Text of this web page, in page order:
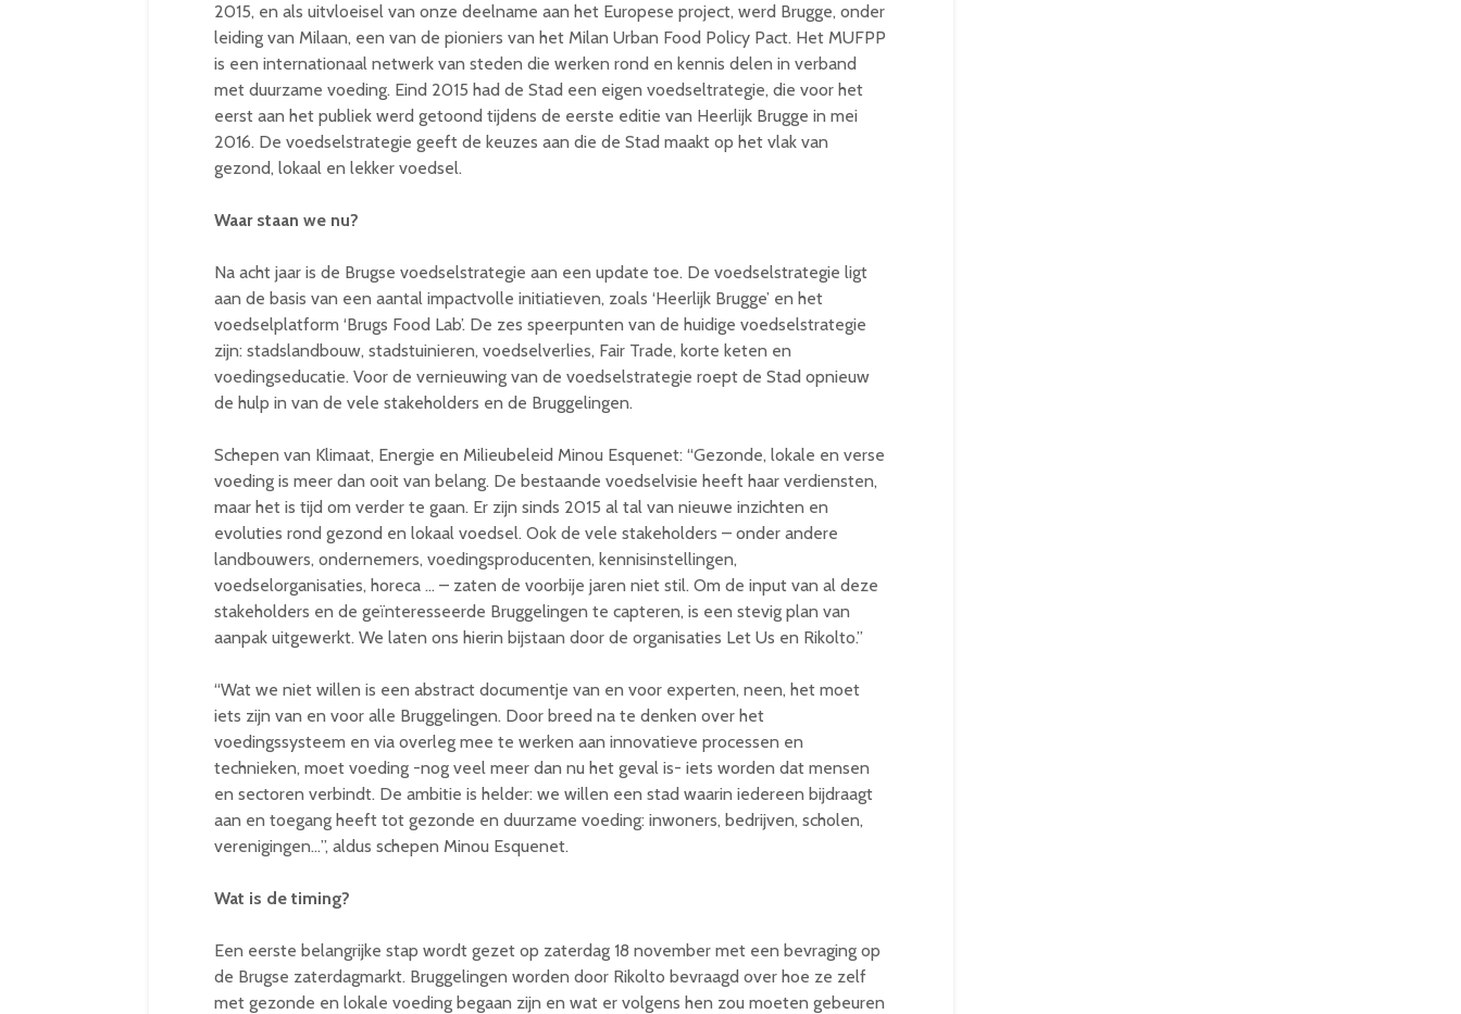
2015, en als uitvloeisel van onze deelname aan het Europese project, werd Brugge, onder
leiding van Milaan, een van de pioniers van het Milan Urban Food Policy Pact. Het MUFPP
is een internationaal netwerk van steden die werken rond en kennis delen in verband
met duurzame voeding. Eind 2015 had de Stad een eigen voedseltrategie, die voor het
eerst aan het publiek werd getoond tijdens de eerste editie van Heerlijk Brugge in mei
2016. De voedselstrategie geeft de keuzes aan die de Stad maakt op het vlak van
gezond, lokaal en lekker voedsel.
Waar staan we nu?
Na acht jaar is de Brugse voedselstrategie aan een update toe. De voedselstrategie ligt
aan de basis van een aantal impactvolle initiatieven, zoals ‘Heerlijk Brugge’ en het
voedselplatform ‘Brugs Food Lab’. De zes speerpunten van de huidige voedselstrategie
zijn: stadslandbouw, stadstuinieren, voedselverlies, Fair Trade, korte keten en
voedingseducatie. Voor de vernieuwing van de voedselstrategie roept de Stad opnieuw
de hulp in van de vele stakeholders en de Bruggelingen.
Schepen van Klimaat, Energie en Milieubeleid Minou Esquenet: “Gezonde, lokale en verse
voeding is meer dan ooit van belang. De bestaande voedselvisie heeft haar verdiensten,
maar het is tijd om verder te gaan. Er zijn sinds 2015 al tal van nieuwe inzichten en
evoluties rond gezond en lokaal voedsel. Ook de vele stakeholders – onder andere
landbouwers, ondernemers, voedingsproducenten, kennisinstellingen,
voedselorganisaties, horeca … – zaten de voorbije jaren niet stil. Om de input van al deze
stakeholders en de geïnteresseerde Bruggelingen te capteren, is een stevig plan van
aanpak uitgewerkt. We laten ons hierin bijstaan door de organisaties Let Us en Rikolto.”
“Wat we niet willen is een abstract documentje van en voor experten, neen, het moet
iets zijn van en voor alle Bruggelingen. Door breed na te denken over het
voedingssysteem en via overleg mee te werken aan innovatieve processen en
technieken, moet voeding -nog veel meer dan nu het geval is- iets worden dat mensen
en sectoren verbindt. De ambitie is helder: we willen een stad waarin iedereen bijdraagt
aan en toegang heeft tot gezonde en duurzame voeding: inwoners, bedrijven, scholen,
verenigingen…”, aldus schepen Minou Esquenet.
Wat is de timing?
Een eerste belangrijke stap wordt gezet op zaterdag 18 november met een bevraging op
de Brugse zaterdagmarkt. Bruggelingen worden door Rikolto bevraagd over hoe ze zelf
met gezonde en lokale voeding begaan zijn en wat er volgens hen zou moeten gebeuren